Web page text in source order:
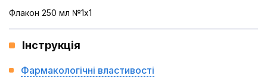
Флакон 250 мл №1x1
Інструкція
Фармакологічні властивості